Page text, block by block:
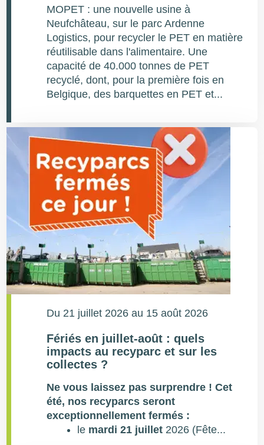
MOPET : une nouvelle usine à
Neufchâteau, sur le parc Ardenne
Logistics, pour recycler le PET en matière
réutilisable dans l'alimentaire. Une
capacité de 40.000 tonnes de PET
recyclé, dont, pour la première fois en
Belgique, des barquettes en PET et...
Du 21 juillet 2026 au 15 août 2026
Fériés en juillet-août : quels
impacts au recyparc et sur les
collectes ?
Ne vous laissez pas surprendre !Cet
été, nos recyparcs seront
exceptionnellement fermés :
le mardi 21 juillet 2026 (Fête...